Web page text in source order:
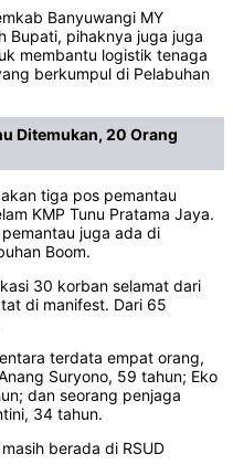
Banyuwangi MY
Bupati, pihaknya juga juga
membantu logistik tenaga
berkumpul di Pelabuhan
Ditemukan, 20 Orang
tiga pos pemantau
KMP Tunu Pratama Jaya.
juga ada di
Boom.
30 korban selamat dari
di manifest. Dari 65
terdata empat orang,
Suryono, 59 tahun; Eko
dan seorang penjaga
34 tahun.
berada di RSUD